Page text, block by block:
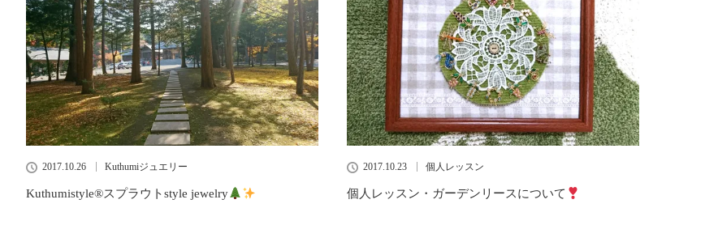
2017.10.26 Kuthumiジュエリー
Kuthumistyle®️スプラウトstyle jewelry
2017.10.23 個人レッスン
個人レッスン・ガーデンリースについて